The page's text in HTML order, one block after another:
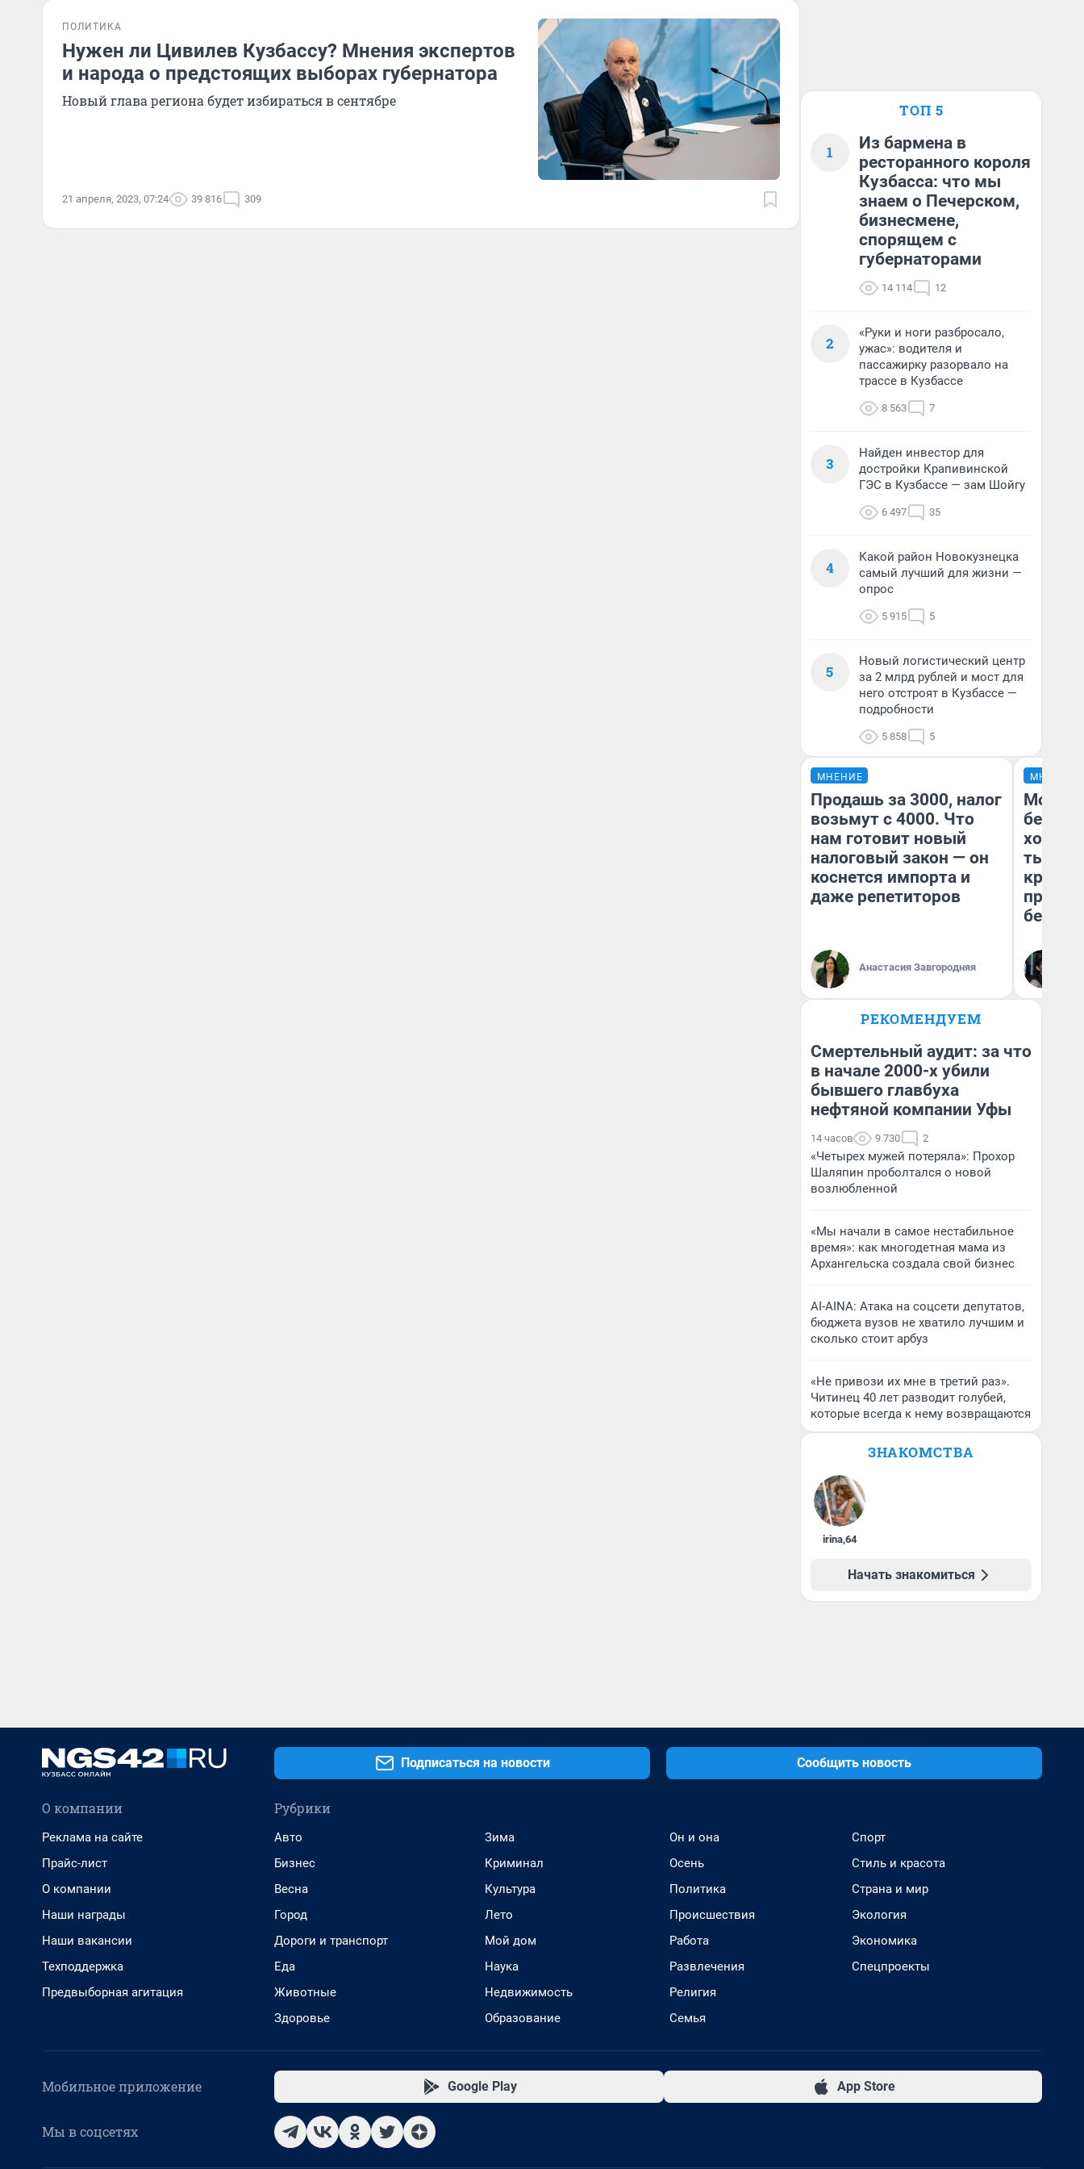
ПОЛИТИКА
Нужен ли Цивилев Кузбассу? Мнения экспертов
и народа о предстоящих выборах губернатора
Новый глава региона будет избираться в сентябре
21 апреля, 2023, 07:24 39 816 309
ТОП 5
1
Из бармена в
ресторанного короля
Кузбасса: что мы
знаем о Печерском,
бизнесмене,
спорящем с
губернаторами
14 114 12
2
«Руки и ноги разбросало,
ужас»: водителя и
пассажирку разорвало на
трассе в Кузбассе
8 563 7
3
Найден инвестор для
достройки Крапивинской
ГЭС в Кузбассе — зам Шойгу
6 497 35
4
Какой район Новокузнецка
самый лучший для жизни —
опрос
5 915 5
5
Новый логистический центр
за 2 млрд рублей и мост для
него отстроят в Кузбассе —
подробности
5 858 5
МНЕНИЕ
Продашь за 3000, налог
возьмут с 4000. Что
нам готовит новый
налоговый закон — он
коснется импорта и
даже репетиторов
Анастасия Завгородняя
МНЕНИЕ
Мой
хотела
тысяч,
РЕКОМЕНДУЕМ
Смертельный аудит: за что
в начале 2000-х убили
бывшего главбуха
нефтяной компании Уфы
14 часов 9 730 2
«Четырех мужей потеряла»: Прохор
Шаляпин проболтался о новой
возлюбленной
«Мы начали в самое нестабильное
время»: как многодетная мама из
Архангельска создала свой бизнес
AI-AINA: Атака на соцсети депутатов,
бюджета вузов не хватило лучшим и
сколько стоит арбуз
«Не привози их мне в третий раз».
Читинец 40 лет разводит голубей,
которые всегда к нему возвращаются
ЗНАКОМСТВА
irina,64
Начать знакомиться
Подписаться на новости Сообщить новость
О компании
Реклама на сайте
Прайс-лист
О компании
Наши награды
Наши вакансии
Техподдержка
Предвыборная агитация
Рубрики
Авто
Бизнес
Весна
Город
Дороги и транспорт
Еда
Животные
Здоровье
Зима
Криминал
Культура
Лето
Мой дом
Наука
Недвижимость
Образование
Он и она
Осень
Политика
Происшествия
Работа
Развлечения
Религия
Семья
Спорт
Стиль и красота
Страна и мир
Экология
Экономика
Спецпроекты
Мобильное приложение Google Play App Store
Мы в соцсетях